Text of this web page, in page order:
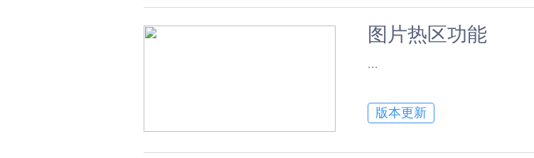
图片热区功能
​...
版本更新